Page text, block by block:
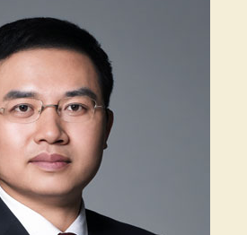
房产纠纷
合同纠纷
债权债务
公司经营
关于我们